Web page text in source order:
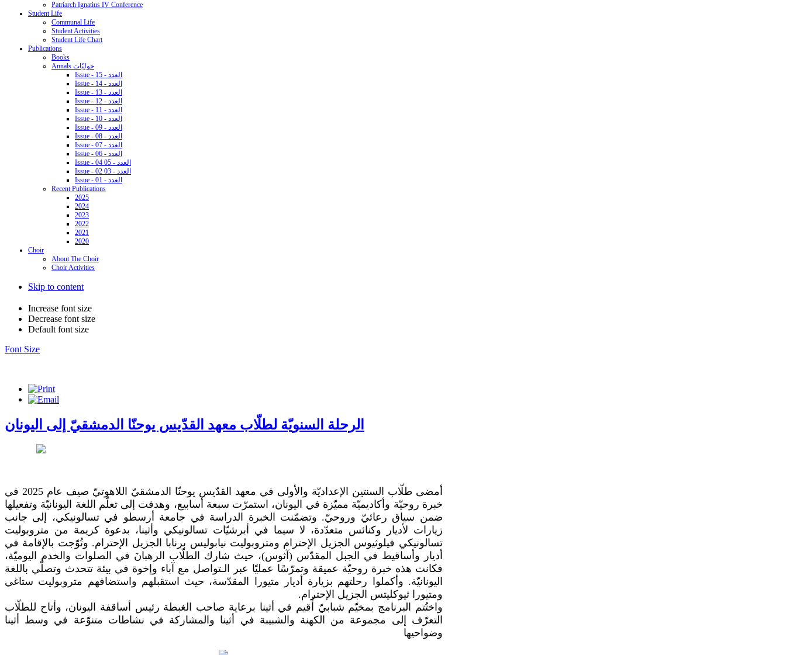
Patriarch Ignatius IV Conference
Student Life
Communal Life
Student Activities
Student Life Chart
Publications
Books
Annals حوليّات
Issue - 15 - العدد
Issue - 14 - العدد
Issue - 13 - العدد
Issue - 12 - العدد
Issue - 11 - العدد
Issue - 10 - العدد
Issue - 09 - العدد
Issue - 08 - العدد
Issue - 07 - العدد
Issue - 06 - العدد
Issue - 04 05 - العدد
Issue - 02 03 - العدد
Issue - 01 - العدد
Recent Publications
2025
2024
2023
2022
2021
2020
Choir
About The Choir
Choir Activities
Skip to content
Increase font size
Decrease font size
Default font size
Font Size
الرحلة السنويّة لطلّاب معهد القدّيس يوحنّا الدمشقيّ إلى اليونان
أمضى طلّاب السنتين الإعداديّة والأولى في معهد القدّيس يوحنّا الدمشقيّ اللاهوتيّ صيف عام 2025 في
خبرة روحيّة وأكاديميّة مميّزة في اليونان، استمرّت سبعة أسابيع، وهدفت إلى تعلّم اللغة اليونانيّة وتفعيلها
ضمن سياق رعائيّ وروحيّ. وتضمّنت الخبرة الدراسة في جامعة أرسطو في تسالونيكي، إلى جانب
زيارات لأديار وكنائس متعدّدة، لا سيما في أبرشيّات تسالونيكي وأثينا، بدعوة كريمة من متروبوليت
تسالونيكي فيلوثيوس الجزيل الإحترام ومتروبوليت نيابوليس برنابا الجزيل الإحترام. وتُوّجت بالإقامة في
أديار وأساقيط في الجبل المقدّس (آثوس)، حيث شارك الطلّاب الرهبانَ في الصلوات والخدم اليوميّة،
فكانت هذه خبرة روحيّة عميقة وتمرّسًا عمليًا عبر الـتواصل مع آباء وإخوة في بيئة تتحدث وتصلّي باللغة
اليونانيّة. وأكملوا رحلتهم بزيارة أديار متيورا المقدّسة، حيث استقبلهم واستضافهم متروبوليت ستاغي
ومتيورا ثيوكليتس الجزيل الإحترام.
واختُتم البرنامج بمخيّم شبابيّ أُقيم في أثينا برعاية صاحب الغبطة رئيس أساقفة اليونان، وأتاح للطلّاب
التعرّف إلى مجموعة من الكهنة والشبيبة في أثينا والمشاركة في نشاطات متنوّعة في وسط أثينا
وضواحيها